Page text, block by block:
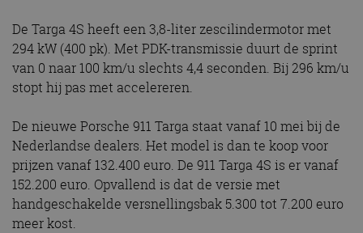
De Targa 4S heeft een 3,8-liter zescilindermotor met
294 kW (400 pk). Met PDK-transmissie duurt de sprint
van 0 naar 100 km/u slechts 4,4 seconden. Bij 296 km/u
stopt hij pas met accelereren.
De nieuwe Porsche 911 Targa staat vanaf 10 mei bij de
Nederlandse dealers. Het model is dan te koop voor
prijzen vanaf 132.400 euro. De 911 Targa 4S is er vanaf
152.200 euro. Opvallend is dat de versie met
handgeschakelde versnellingsbak 5.300 tot 7.200 euro
meer kost.